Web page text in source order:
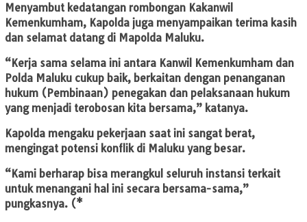
Menyambut kedatangan rombongan Kakanwil
Kemenkumham, Kapolda juga menyampaikan terima kasih
dan selamat datang di Mapolda Maluku.
“Kerja sama selama ini antara Kanwil Kemenkumham dan
Polda Maluku cukup baik, berkaitan dengan penanganan
hukum (Pembinaan) penegakan dan pelaksanaan hukum
yang menjadi terobosan kita bersama,” katanya.
Kapolda mengaku pekerjaan saat ini sangat berat,
mengingat potensi konflik di Maluku yang besar.
“Kami berharap bisa merangkul seluruh instansi terkait
untuk menangani hal ini secara bersama-sama,”
pungkasnya. (*